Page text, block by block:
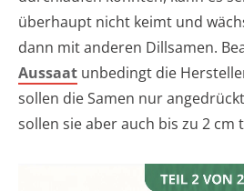
überhaupt nicht keimt und
dann mit anderen Dillsamen.
Aussaat unbedingt die
sollen die Samen nur
sollen sie aber auch bis zu 2 cm